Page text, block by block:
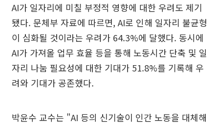
AI가 일자리에 미칠 부정적 영향에 대한 우려도 제기
됐다. 문체부 자료에 따르면, AI로 인해 일자리 불균형
이 심화될 것이라는 우려가 64.3%에 달했다. 동시에
AI가 가져올 업무 효율 등을 통해 노동시간 단축 및 일
자리 나눔 필요성에 대한 기대가 51.8%를 기록해 우
려와 기대가 공존했다.
박윤수 교수는 "AI 등의 신기술이 인간 노동을 대체해